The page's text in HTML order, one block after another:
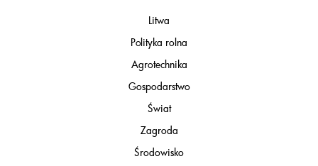
Litwa
Polityka rolna
Agrotechnika
Gospodarstwo
Świat
Zagroda
Środowisko